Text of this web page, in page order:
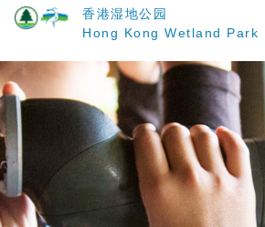
要
内
容
香港湿地公园
Hong Kong Wetland Park